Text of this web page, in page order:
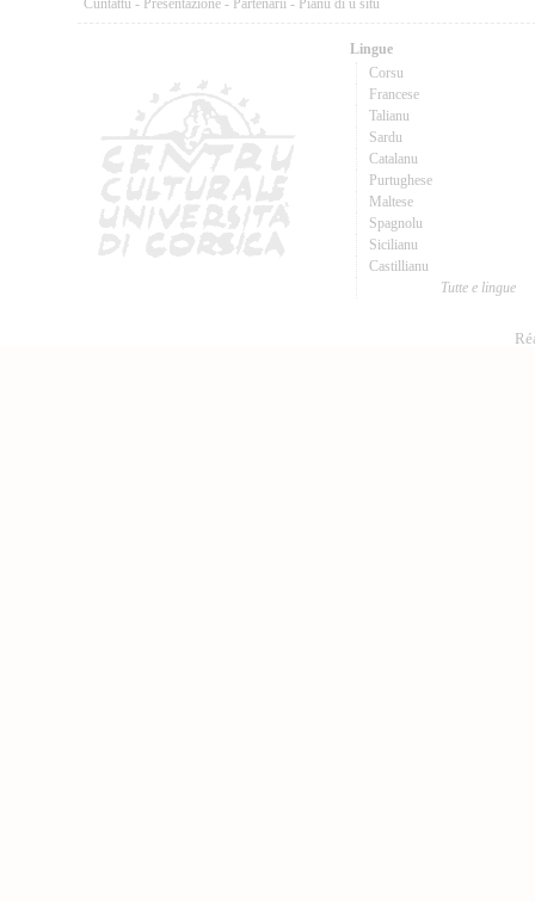
Cuntattu - Presentazione - Partenarii - Pianu di u situ
Lingue
Corsu
Francese
Talianu
Sardu
Catalanu
Purtughese
Maltese
Spagnolu
Sicilianu
Castillianu
Tutte e lingue